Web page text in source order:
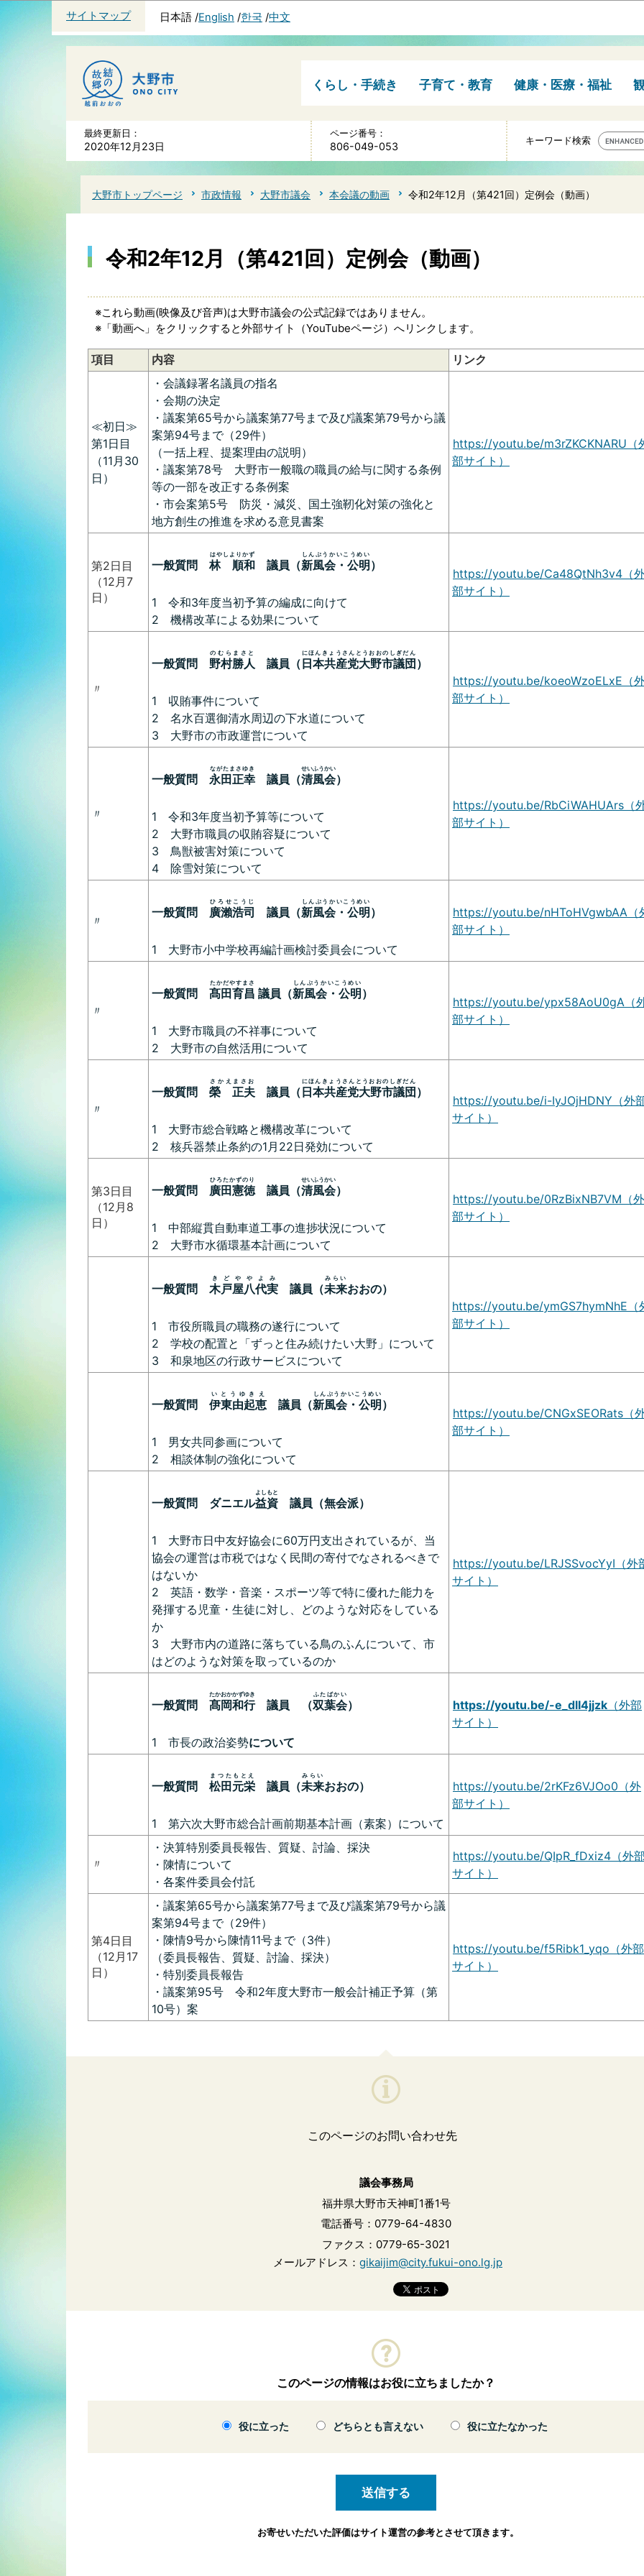
サイトマップ 日本語 English 한국 中文
くらし・手続き 子育て・教育 健康・医療・福祉
最終更新日：
2020年12月23日
ページ番号：
806-049-053 キーワード検索
大野市トップページ 市政情報 大野市議会 本会議の動画 令和2年12月（第421回）定例会（動画）
令和2年12月（第421回）定例会（動画）
※これら動画(映像及び音声)は大野市議会の公式記録ではありません。
※「動画へ」をクリックすると外部サイト（YouTubeページ）へリンクします。
項目 内容 リンク
≪初日≫
第1日目
（11月30
日）
・会議録署名議員の指名
・会期の決定
・議案第65号から議案第77号まで及び議案第79号から議
案第94号まで（29件）
（一括上程、提案理由の説明）
・議案第78号 大野市一般職の職員の給与に関する条例
等の一部を改正する条例案
・市会案第5号 防災・減災、国土強靭化対策の強化と
地方創生の推進を求める意見書案
https://youtu.be/m3rZKCKNARU（
部サイト）
第2日目
（12月7
日）
一般質問林 順和
はやしよりかず
議員（新風会・公明
しんぷうかいこうめい
）
1 令和3年度当初予算の編成に向けて
2 機構改革による効果について
https://youtu.be/Ca48QtNh3v4（
部サイト）
〃
一般質問 野村勝人
のむらまさと
議員（ 日本共産党大野市議団
にほんきょうさんとうおおのしぎだん
）
1 収賄事件について
2 名水百選御清水周辺の下水道について
3 大野市の市政運営について
https://youtu.be/koeoWzoELxE（
部サイト）
〃
一般質問 永田正幸
ながたまさゆき
議員（清風会
せいふうかい
）
1 令和3年度当初予算等について
2 大野市職員の収賄容疑について
3 鳥獣被害対策について
4 除雪対策について
https://youtu.be/RbCiWAHUArs（
部サイト）
〃
一般質問 廣瀨浩司
ひろせこうじ
議員（新風会・公明
しんぷうかいこうめい
）
1 大野市小中学校再編計画検討委員会について
https://youtu.be/nHToHVgwbAA（
部サイト）
〃
一般質問 髙田育昌
たかだやすまさ
議員（新風会・公明
しんぷうかいこうめい
）
1 大野市職員の不祥事について
2 大野市の自然活用について
https://youtu.be/ypx58AoU0gA（
部サイト）
〃
一般質問 榮 正夫
さかえまさお
議員（ 日本共産党大野市議団
にほんきょうさんとうおおのしぎだん
）
1 大野市総合戦略と機構改革について
2 核兵器禁止条約の1月22日発効について
https://youtu.be/i-IyJOjHDNY（外
サイト）
第3日目
（12月8
日）
一般質問 廣田憲徳
ひろたかずのり
議員（清風会
せいふうかい
）
1 中部縦貫自動車道工事の進捗状況について
2 大野市水循環基本計画について
https://youtu.be/0RzBixNB7VM（外
部サイト）
一般質問 木戸屋八代実
きどややよみ
議員（未来
みらい
おおの）
1 市役所職員の職務の遂行について
2 学校の配置と「ずっと住み続けたい大野」について
3 和泉地区の行政サービスについて
https://youtu.be/ymGS7hymNhE（
部サイト）
一般質問 伊東由起恵
いとうゆきえ
議員（新風会・公明
しんぷうかいこうめい
）
1 男女共同参画について
2 相談体制の強化について
https://youtu.be/CNGxSEORats（
部サイト）
一般質問 ダニエル益資
よしもと
議員（無会派）
1 大野市日中友好協会に60万円支出されているが、当
協会の運営は市税ではなく民間の寄付でなされるべきで
はないか
2 英語・数学・音楽・スポーツ等で特に優れた能力を
発揮する児童・生徒に対し、どのような対応をしている
か
3 大野市内の道路に落ちている鳥のふんについて、市
はどのような対策を取っているのか
https://youtu.be/LRJSSvocYyI（外
サイト）
一般質問 髙岡和行
たかおかかずゆき
議員 （双葉会
ふたばかい
）
1 市長の政治姿勢について
https://youtu.be/-e_dlI4jjzk （外部
サイト）
一般質問 松田元栄
まつたもとえ
議員（未来
みらい
おおの）
1 第六次大野市総合計画前期基本計画（素案）について
https://youtu.be/2rKFz6VJOo0（外
部サイト）
〃
・決算特別委員長報告、質疑、討論、採決
・陳情について
・各案件委員会付託
https://youtu.be/QIpR_fDxiz4（外
サイト）
第4日目
（12月17
日）
・議案第65号から議案第77号まで及び議案第79号から議
案第94号まで（29件）
・陳情9号から陳情11号まで（3件）
（委員長報告、質疑、討論、採決）
・特別委員長報告
・議案第95号 令和2年度大野市一般会計補正予算（第
10号）案
https://youtu.be/f5Ribk1_yqo（外部
サイト）
このページのお問い合わせ先
議会事務局
福井県大野市天神町1番1号
電話番号：0779-64-4830
ファクス：0779-65-3021
メールアドレス： gikaijim@city.fukui-ono.lg.jp
このページの情報はお役に立ちましたか？
役に立った どちらとも言えない 役に立たなかった
お寄せいただいた評価はサイト運営の参考とさせて頂きます。